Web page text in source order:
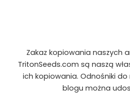
Zakaz kopiowania naszych
TritonSeeds.com są naszą
ich kopiowania. Odnośniki do
blogu można